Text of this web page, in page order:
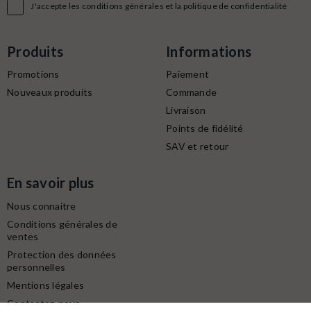
J'accepte les conditions générales et la politique de confidentialité
Produits
Promotions
Nouveaux produits
Informations
Paiement
Commande
Livraison
Points de fidélité
SAV et retour
En savoir plus
Nous connaitre
Conditions générales de
ventes
Protection des données
personnelles
Mentions légales
Contactez-nous